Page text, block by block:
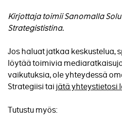
Kirjottaja toimii Sanomalla
Strategististina.
Jos haluat jatkaa keskustelua,
löytää toimivia
vaikutuksia, ole yhteydessä
Strategiisi tai jätä yhteystietosi
Tutustu myös: